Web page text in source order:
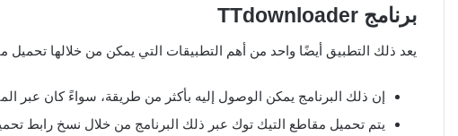
برنامج TTdownloader
يعد ذلك التطبيق أيضًا واحد من أهم التطبيقات التي يمكن من خلالها تحميل
إن ذلك البرنامج يمكن الوصول إليه بأكثر من طريقة، سواءً كان عبر
يتم تحميل مقاطع التيك توك عبر ذلك البرنامج من خلال نسخ رابط